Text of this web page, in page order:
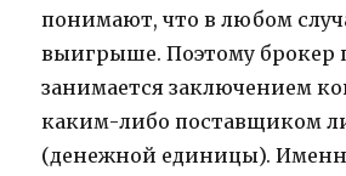
понимают, что в любом
выигрыше. Поэтому брокер
занимается заключением
каким-либо поставщиком
(денежной единицы).